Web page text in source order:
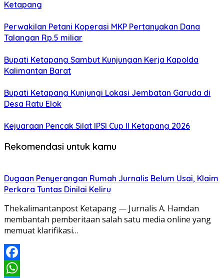
Ketapang
Perwakilan Petani Koperasi MKP Pertanyakan Dana
Talangan Rp.5 miliar
Bupati Ketapang Sambut Kunjungan Kerja Kapolda
Kalimantan Barat
Bupati Ketapang Kunjungi Lokasi Jembatan Garuda di
Desa Ratu Elok
Kejuaraan Pencak Silat IPSI Cup II Ketapang 2026
Rekomendasi untuk kamu
Dugaan Penyerangan Rumah Jurnalis Belum Usai, Klaim
Perkara Tuntas Dinilai Keliru
Thekalimantanpost Ketapang — Jurnalis A. Hamdan
membantah pemberitaan salah satu media online yang
memuat klarifikasi…
Facebook